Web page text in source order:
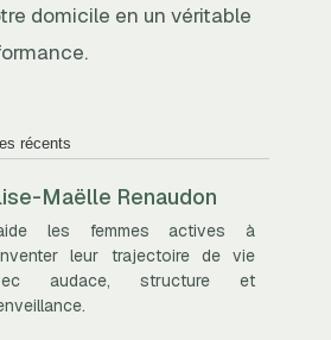
domicile en un véritable
récents
Maëlle Renaudon
les femmes actives à
leur trajectoire de vie
audace, structure et